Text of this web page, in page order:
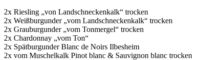
2x Riesling „von Landschneckenkalk“ trocken
2x Weißburgunder „vom Landschneckenkalk“ trocken
2x Grauburgunder „vom Tonmergel“ trocken
2x Chardonnay „vom Ton“
2x Spätburgunder Blanc de Noirs Ilbesheim
2x vom Muschelkalk Pinot blanc & Sauvignon blanc trocken